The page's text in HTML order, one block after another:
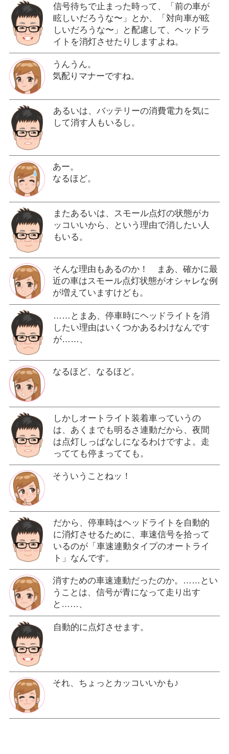
信号待ちで止まった時って、「前の車が
眩しいだろうな〜」とか、「対向車が眩
しいだろうな〜」と配慮して、ヘッドラ
イトを消灯させたりしますよね。
うんうん。
気配りマナーですね。
あるいは、バッテリーの消費電力を気に
して消す人もいるし。
あー。
なるほど。
またあるいは、スモール点灯の状態がカ
ッコいいから、という理由で消したい人
もいる。
そんな理由もあるのか！ まあ、確かに最
近の車はスモール点灯状態がオシャレな例
が増えていますけども。
……とまあ、停車時にヘッドライトを消
したい理由はいくつかあるわけなんです
が……、
なるほど、なるほど。
しかしオートライト装着車っていうの
は、あくまでも明るさ連動だから、夜間
は点灯しっぱなしになるわけですよ。走
ってても停まってても。
そういうことねッ！
だから、停車時はヘッドライトを自動的
に消灯させるために、車速信号を拾って
いるのが「車速連動タイプのオートライ
ト」なんです。
消すための車速連動だったのか。……とい
うことは、信号が青になって走り出す
と……、
自動的に点灯させます。
それ、ちょっとカッコいいかも♪